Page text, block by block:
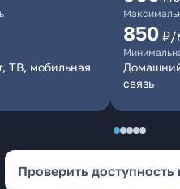
ТВ, мобильная
850 ₽/
связь
Проверить доступность